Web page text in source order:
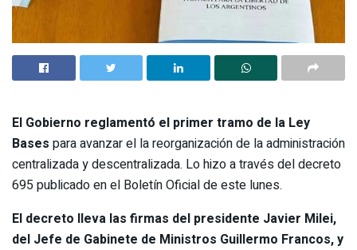
El Gobierno reglamentó el primer tramo de la Ley
Bases para avanzar el la reorganización de la administración
centralizada y descentralizada. Lo hizo a través del decreto
695 publicado en el Boletín Oficial de este lunes.
El decreto lleva las firmas del presidente Javier Milei,
del Jefe de Gabinete de Ministros Guillermo Francos, y